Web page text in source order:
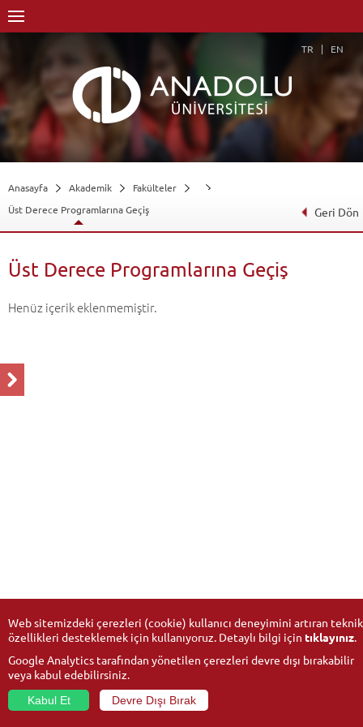
TR EN
Anasayfa Akademik
Fakülteler
Üst Derece Programlarına Geçiş
Geri Dön
Üst Derece Programlarına Geçiş
Henüz içerik eklenmemiştir.
Web sitemizdeki çerezleri (cookie) kullanıcı deneyimini artıran teknik
özellikleri desteklemek için kullanıyoruz. Detaylı bilgi için tıklayınız.
Google Analytics tarafından yönetilen çerezleri devre dışı bırakabilir
veya kabul edebilirsiniz.
Kabul Et
Devre Dışı Bırak
© 2026Anadolu Üniversitesi- Tüm hakları saklıdır.